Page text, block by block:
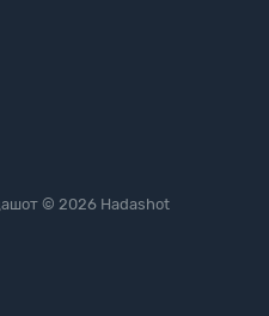
© 2026 Hadashot